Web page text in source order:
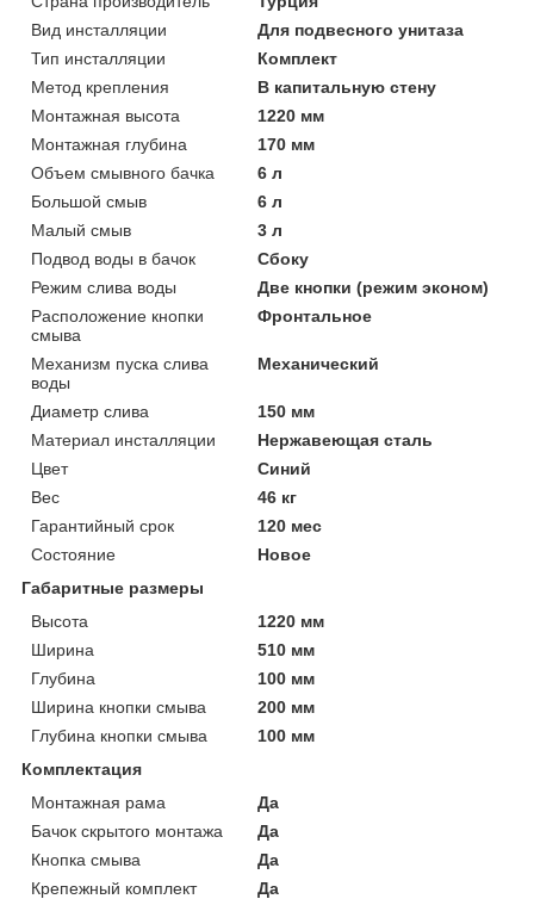
Вид инсталляции
Для подвесного унитаза
Тип инсталляции
Комплект
Метод крепления
В капитальную стену
Монтажная высота
1220 мм
Монтажная глубина
170 мм
Объем смывного бачка
6 л
Большой смыв
6 л
Малый смыв
3 л
Подвод воды в бачок
Сбоку
Режим слива воды
Две кнопки (режим эконом)
Расположение кнопки
смыва
Фронтальное
Механизм пуска слива
воды
Механический
Диаметр слива
150 мм
Материал инсталляции
Нержавеющая сталь
Цвет
Синий
Вес
46 кг
Гарантийный срок
120 мес
Состояние
Новое
Габаритные размеры
Высота
1220 мм
Ширина
510 мм
Глубина
100 мм
Ширина кнопки смыва
200 мм
Глубина кнопки смыва
100 мм
Комплектация
Монтажная рама
Да
Бачок скрытого монтажа
Да
Кнопка смыва
Да
Крепежный комплект
Да